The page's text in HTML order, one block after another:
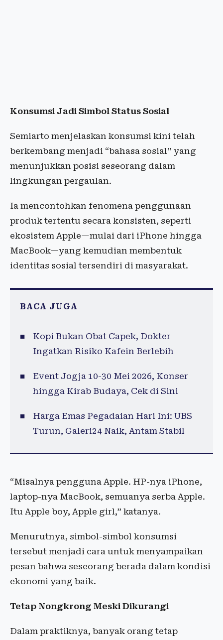
Konsumsi Jadi Simbol Status Sosial
Semiarto menjelaskan konsumsi kini telah
berkembang menjadi “bahasa sosial” yang
menunjukkan posisi seseorang dalam
lingkungan pergaulan.
Ia mencontohkan fenomena penggunaan
produk tertentu secara konsisten, seperti
ekosistem Apple—mulai dari iPhone hingga
MacBook—yang kemudian membentuk
identitas sosial tersendiri di masyarakat.
BACA JUGA
Kopi Bukan Obat Capek, Dokter
Ingatkan Risiko Kafein Berlebih
Event Jogja 10-30 Mei 2026, Konser
hingga Kirab Budaya, Cek di Sini
Harga Emas Pegadaian Hari Ini: UBS
Turun, Galeri24 Naik, Antam Stabil
“Misalnya pengguna Apple. HP-nya iPhone,
laptop-nya MacBook, semuanya serba Apple.
Itu Apple boy, Apple girl,” katanya.
Menurutnya, simbol-simbol konsumsi
tersebut menjadi cara untuk menyampaikan
pesan bahwa seseorang berada dalam kondisi
ekonomi yang baik.
Tetap Nongkrong Meski Dikurangi
Dalam praktiknya, banyak orang tetap